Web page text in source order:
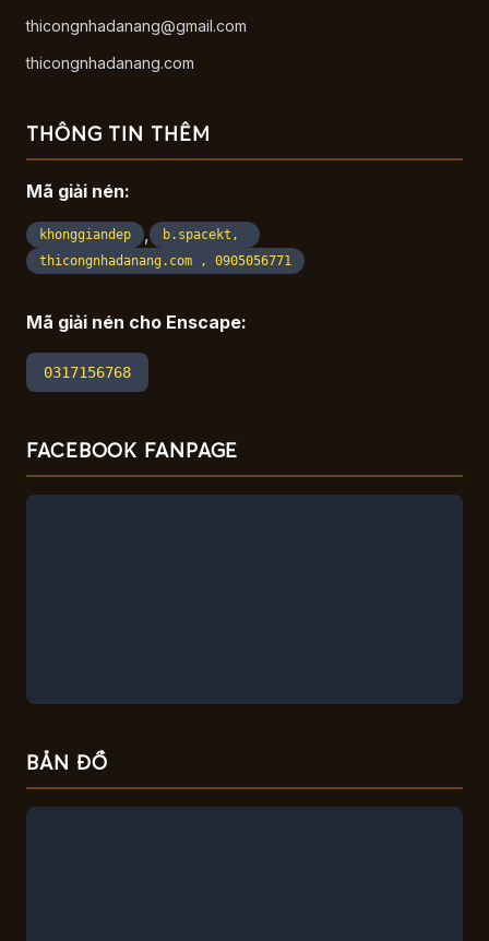
thicongnhadanang@gmail.com
thicongnhadanang.com
THÔNG TIN THÊM
Mã giải nén:
khonggiandep ,
b.spacekt,
thicongnhadanang.com , 0905056771
Mã giải nén cho Enscape:
0317156768
FACEBOOK FANPAGE
BẢN ĐỒ